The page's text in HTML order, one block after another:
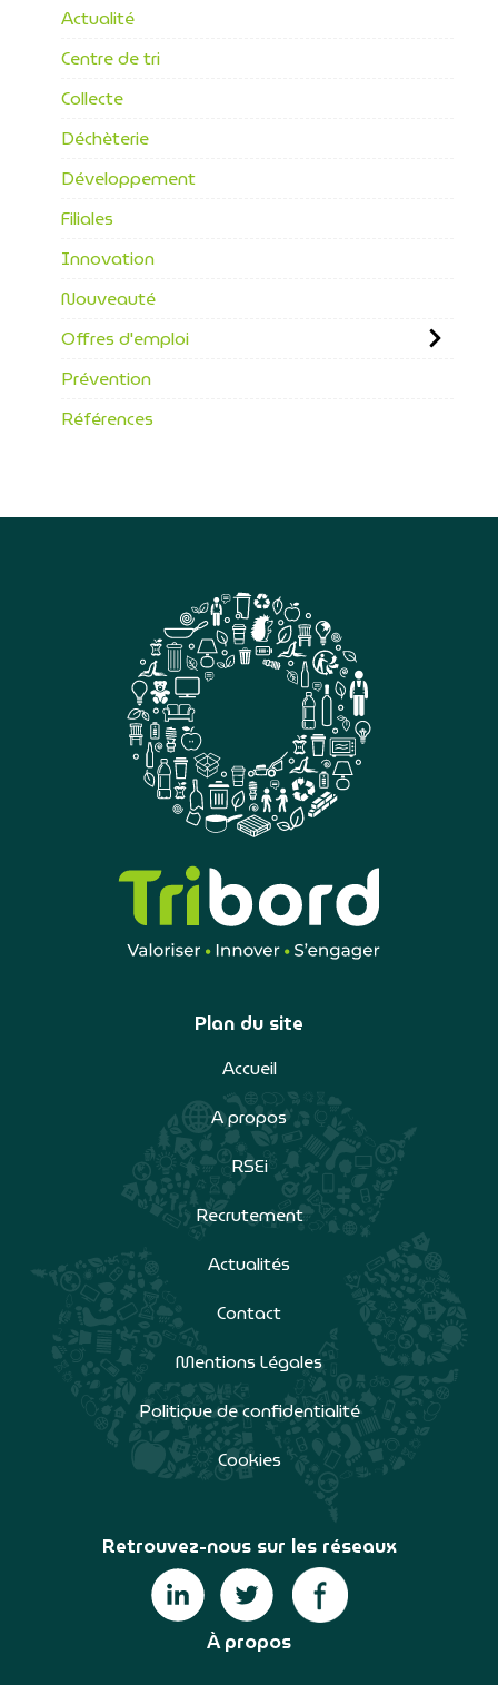
Actualité
Centre de tri
Collecte
Déchèterie
Développement
Filiales
Innovation
Nouveauté
Offres d'emploi
Prévention
Références
Plan du site
Accueil
A propos
RSEi
Recrutement
Actualités
Contact
Mentions Légales
Politique de confidentialité
Cookies
Retrouvez-nous sur les réseaux
À propos